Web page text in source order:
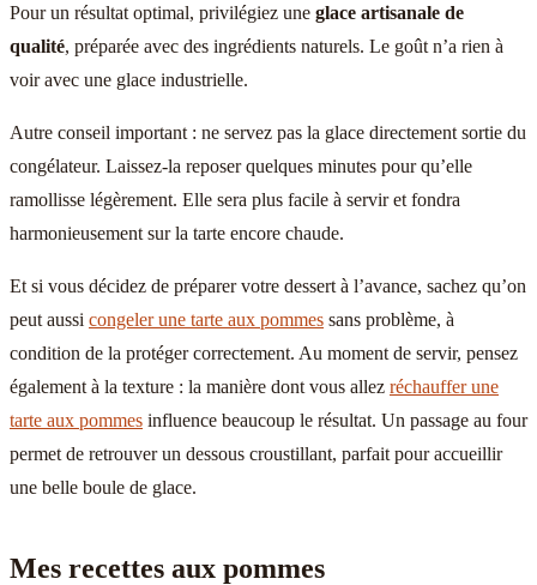
Pour un résultat optimal, privilégiez une glace artisanale de
qualité, préparée avec des ingrédients naturels. Le goût n’a rien à
voir avec une glace industrielle.
Autre conseil important : ne servez pas la glace directement sortie du
congélateur. Laissez-la reposer quelques minutes pour qu’elle
ramollisse légèrement. Elle sera plus facile à servir et fondra
harmonieusement sur la tarte encore chaude.
Et si vous décidez de préparer votre dessert à l’avance, sachez qu’on
peut aussi congeler une tarte aux pommes sans problème, à
condition de la protéger correctement. Au moment de servir, pensez
également à la texture : la manière dont vous allez réchauffer une
tarte aux pommes influence beaucoup le résultat. Un passage au four
permet de retrouver un dessous croustillant, parfait pour accueillir
une belle boule de glace.
Mes recettes aux pommes